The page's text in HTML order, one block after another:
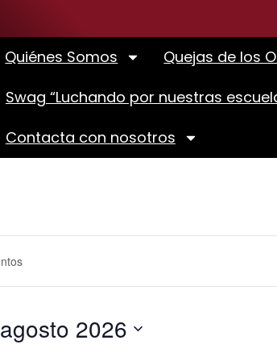
Quiénes Somos
Quejas de los
Swag “Luchando por nuestras
Contacta con nosotros
agosto 2026